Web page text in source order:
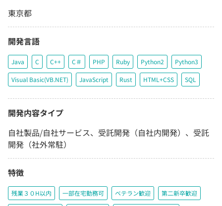
東京都
開発言語
Java C C++ C＃ PHP Ruby Python2 Python3
Visual Basic(VB.NET) JavaScript Rust HTML+CSS SQL
開発内容タイプ
自社製品/自社サービス、受託開発（自社内開発）、受託
開発（社外常駐）
特徴
残業３０H以内 一部在宅勤務可 ベテラン歓迎 第二新卒歓迎